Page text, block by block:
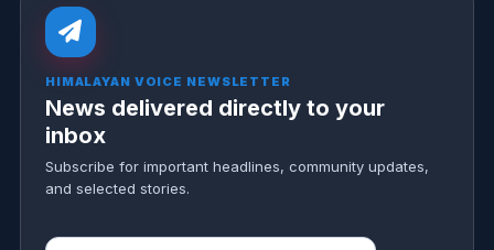
HIMALAYAN VOICE NEWSLETTER
News delivered directly to your
inbox
Subscribe for important headlines, community updates,
and selected stories.